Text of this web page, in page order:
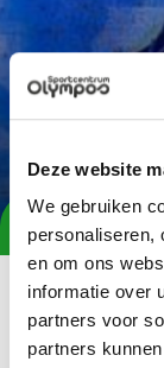
Deze website
We gebruiken
personaliseren,
en om ons
informatie over
partners voor
partners
Ice
Home
Op zaterdag 13
Sportcentrum